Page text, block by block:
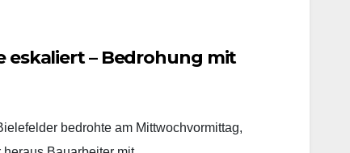
eskaliert – Bedrohung mit
bedrohte am Mittwochvormittag,